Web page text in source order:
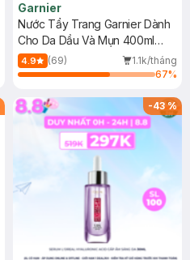
Garnier
Nước Tẩy Trang Garnier Dành
Cho Da Dầu Và Mụn 400ml
(Mới)
4.9 (69)
1.1k/tháng
67%
-43%